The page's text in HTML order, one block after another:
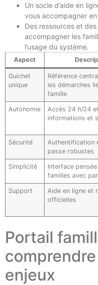
Un socle d’aide en
vous accompagner
Des ressources et
accompagner les
l’usage du système.
Aspect
Guichet
unique
Référence
les démarches
famille
Autonomie
Accès 24 h/24
informations et
Sécurité
Authentification
passe robustes
Simplicité
Interface
familles avec
Support
Aide en ligne et
officielles
Portail
enjeux